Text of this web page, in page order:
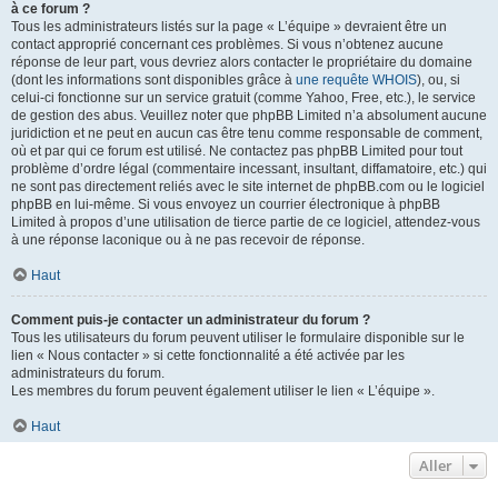
à ce forum ?
Tous les administrateurs listés sur la page « L’équipe » devraient être un
contact approprié concernant ces problèmes. Si vous n’obtenez aucune
réponse de leur part, vous devriez alors contacter le propriétaire du domaine
(dont les informations sont disponibles grâce à une requête WHOIS), ou, si
celui-ci fonctionne sur un service gratuit (comme Yahoo, Free, etc.), le service
de gestion des abus. Veuillez noter que phpBB Limited n’a absolument aucune
juridiction et ne peut en aucun cas être tenu comme responsable de comment,
où et par qui ce forum est utilisé. Ne contactez pas phpBB Limited pour tout
problème d’ordre légal (commentaire incessant, insultant, diffamatoire, etc.) qui
ne sont pas directement reliés avec le site internet de phpBB.com ou le logiciel
phpBB en lui-même. Si vous envoyez un courrier électronique à phpBB
Limited à propos d’une utilisation de tierce partie de ce logiciel, attendez-vous
à une réponse laconique ou à ne pas recevoir de réponse.
Haut
Comment puis-je contacter un administrateur du forum ?
Tous les utilisateurs du forum peuvent utiliser le formulaire disponible sur le
lien « Nous contacter » si cette fonctionnalité a été activée par les
administrateurs du forum.
Les membres du forum peuvent également utiliser le lien « L’équipe ».
Haut
Aller